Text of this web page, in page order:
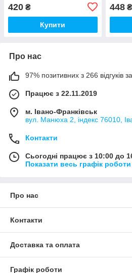
420 ₴
Купити
448₴
Про нас
97% позитивних з 266 відгуків
Працює з 22.11.2019
м. Івано-Франківськ
вул. Манюха 2, індекс 76010,
Контакти
Сьогодні працює з 10:00 до
Показати весь графік роботи
Про нас
Контакти
Доставка та оплата
Графік роботи